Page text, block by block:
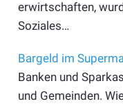
erwirtschaften,
Soziales…
Bargeld im
Banken und
und Gemeinden.